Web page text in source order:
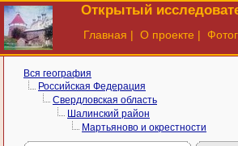
Открытый
Главная | О проекте |
Вся география
Российская Федерация
Свердловская область
Шалинский район
Мартьяново и окрестности